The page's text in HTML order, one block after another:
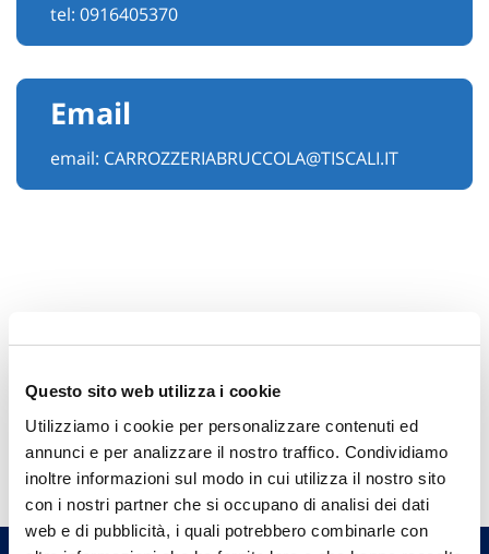
Questo sito web utilizza i cookie
Utilizziamo i cookie per personalizzare contenuti ed
annunci e per analizzare il nostro traffico. Condividiamo
inoltre informazioni sul modo in cui utilizza il nostro sito
con i nostri partner che si occupano di analisi dei dati
web e di pubblicità, i quali potrebbero combinarle con
tel: 0916405370
Email
email: CARROZZERIABRUCCOLA@TISCALI.IT
Hai bisogno di
informazioni?
Trova l'Agenzia più vicina a te e parla con
un nostro Agente.